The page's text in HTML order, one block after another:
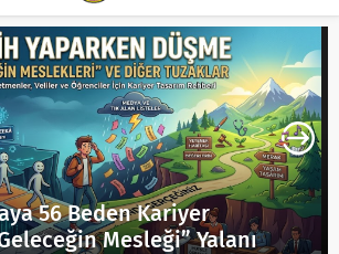
56 Beden Kariyer
Mesleği” Yalanı